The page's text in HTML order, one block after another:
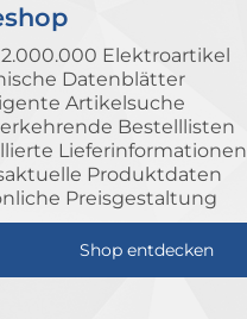
Elektroartikel
Datenblätter
Artikelsuche
Bestelllisten
Lieferinformationen
Produktdaten
Preisgestaltung
Shop entdecken